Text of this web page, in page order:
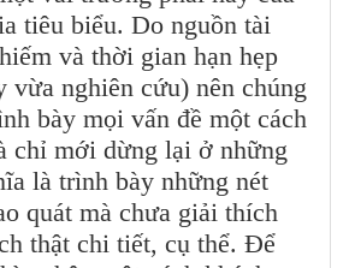
tiêu biểu. Do nguồn tài
và thời gian hạn hẹp
vừa nghiên cứu) nên chúng
bày mọi vấn đề một cách
chỉ mới dừng lại ở những
là trình bày những nét
quát mà chưa giải thích
thật chi tiết, cụ thể. Để